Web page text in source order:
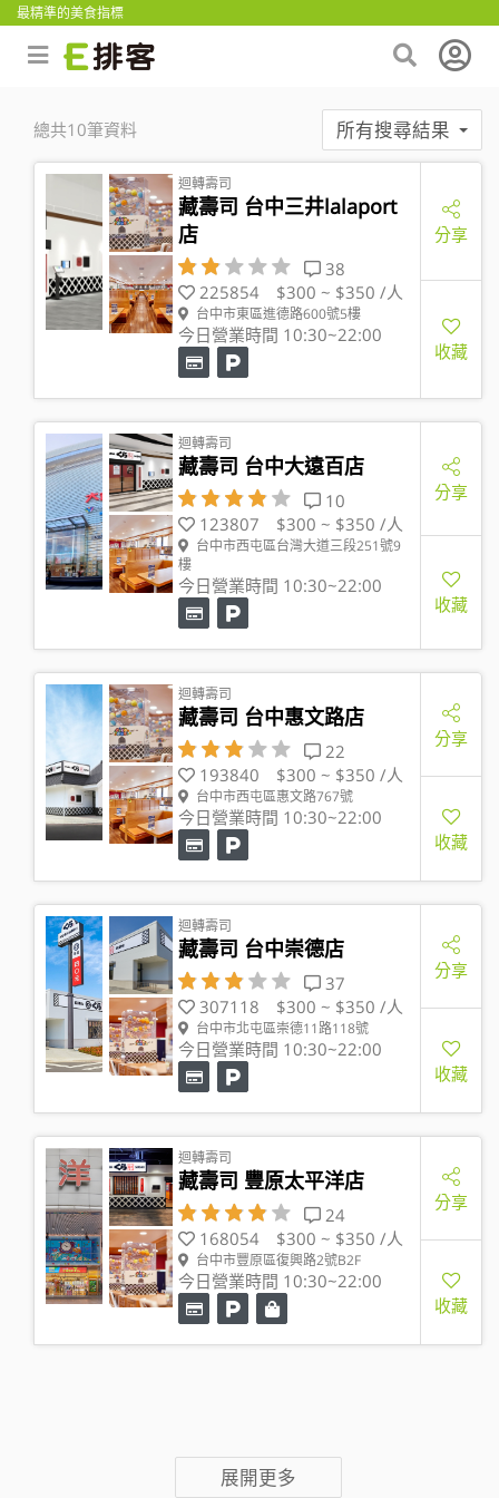
最精準的美食指標
總共10筆資料 所有搜尋結果
迴轉壽司
藏壽司 台中三井lalaport
店
38
225854
$300 ~ $350 /人
台中市東區進德路600號5樓
今日營業時間 10:30~22:00
分享
收藏
迴轉壽司
藏壽司 台中大遠百店
10
123807
$300 ~ $350 /人
台中市西屯區台灣大道三段251號9
樓
今日營業時間 10:30~22:00
分享
收藏
迴轉壽司
藏壽司 台中惠文路店
22
193840
$300 ~ $350 /人
台中市西屯區惠文路767號
今日營業時間 10:30~22:00
分享
收藏
迴轉壽司
藏壽司 台中崇德店
37
307118
$300 ~ $350 /人
台中市北屯區崇德11路118號
今日營業時間 10:30~22:00
分享
收藏
迴轉壽司
藏壽司 豐原太平洋店
24
168054
$300 ~ $350 /人
台中市豐原區復興路2號B2F
今日營業時間 10:30~22:00
分享
收藏
展開更多